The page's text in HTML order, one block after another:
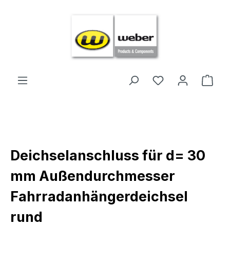
Deichselanschluss für d= 30
mm Außendurchmesser
Fahrradanhängerdeichsel
rund